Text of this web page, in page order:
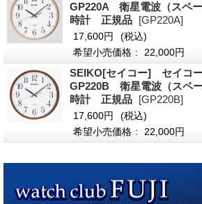
GP220A 衛星電波（スペ
時計 正規品 [GP220A]
17,600円
(税込)
希望小売価格 : 22,000円
SEIKO[セイコー] セイコ
GP220B 衛星電波（スペ
時計 正規品 [GP220B]
17,600円
(税込)
希望小売価格 : 22,000円